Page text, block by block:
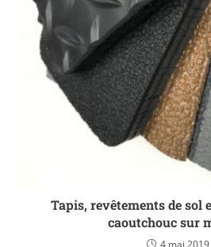
Tapis, revêtements de sol
caoutchouc sur
4 mai 2019